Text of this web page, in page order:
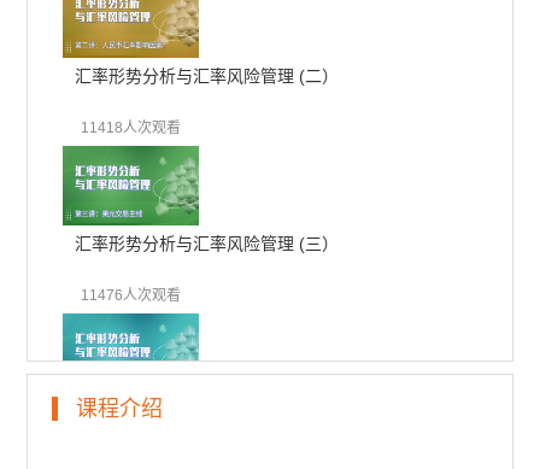
汇率形势分析与汇率风险管理 (二）
11418人次观看
汇率形势分析与汇率风险管理 (三）
11476人次观看
汇率形势分析与汇率风险管理 (四）
课程介绍